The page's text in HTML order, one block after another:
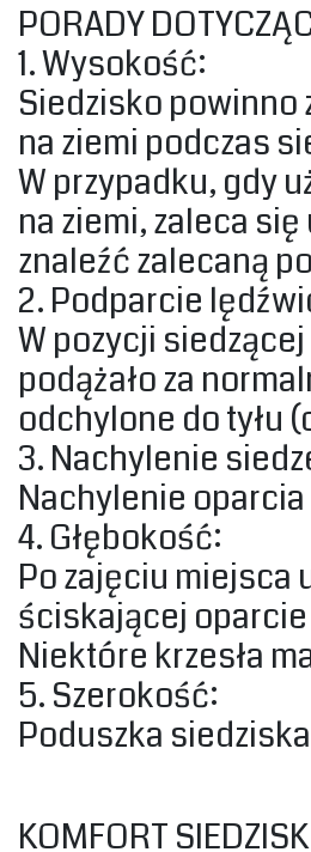
‎PORADY
‎1. Wysokość:‎
‎Siedzisko powinno
na ziemi podczas
‎W przypadku, gdy
na ziemi, zaleca
znaleźć zalecaną
‎2. Podparcie
‎W pozycji
podążało za
odchylone do tyłu
‎3. Nachylenie
‎Nachylenie
‎4. Głębokość:‎
‎Po zajęciu miejsca
ściskającej
‎Niektóre krzesła
‎5. Szerokość:‎
‎Poduszka
‎KOMFORT